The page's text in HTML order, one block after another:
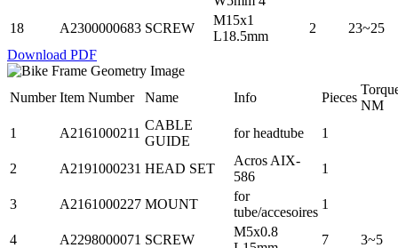
18 A2300000683 SCREW
M15x1
L18.5mm
2
23~25
Download PDF
Number Item Number Name Info Pieces
NM
1
A2161000211
CABLE
GUIDE
for headtube 1
2 A2191000231 HEAD SET
Acros AIX-
586
1
3 A2161000227 MOUNT
for
tube/accesoires
1
4 A2298000071 SCREW
M5x0.8
7 3~5